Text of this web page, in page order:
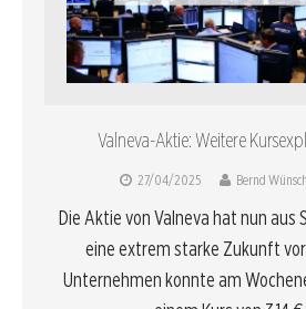
Valneva-Aktie: Weitere
27/04/2025 Bernd
Die Aktie von Valneva hat nun aus
eine extrem starke Zukunft vor
Unternehmen konnte am